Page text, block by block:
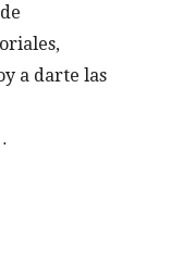
a darte las